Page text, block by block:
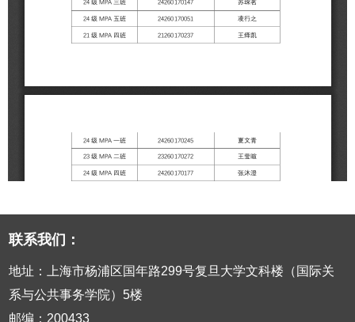
联系我们：
地址：上海市杨浦区国年路299号复旦大学文科楼（国际关
系与公共事务学院）5楼
邮编：200433